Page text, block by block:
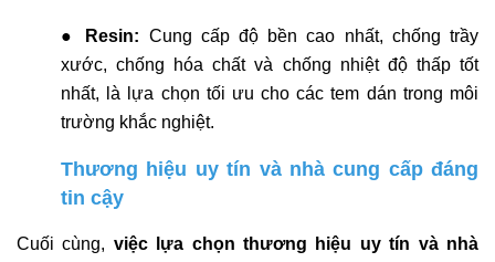
● Resin: Cung cấp độ bền cao nhất, chống trầy
xước, chống hóa chất và chống nhiệt độ thấp tốt
nhất, là lựa chọn tối ưu cho các tem dán trong môi
trường khắc nghiệt.
Thương hiệu uy tín và nhà cung cấp đáng
tin cậy
Cuối cùng, việc lựa chọn thương hiệu uy tín và nhà